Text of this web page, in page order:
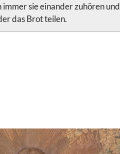
sie einander zuhören
das Brot teilen.